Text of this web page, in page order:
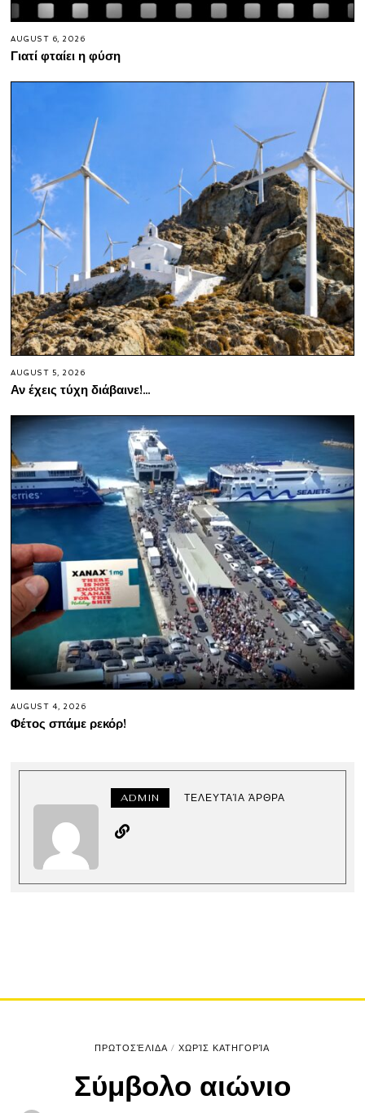
AUGUST 6, 2026
Γιατί φταίει η φύση
AUGUST 5, 2026
Αν έχεις τύχη διάβαινε!…
AUGUST 4, 2026
Φέτος σπάμε ρεκόρ!
ADMIN ΤΕΛΕΥΤΑΊΑ ΆΡΘΡΑ
ΠΡΩΤΟΣΈΛΙΔΑ / ΧΩΡΊΣ ΚΑΤΗΓΟΡΊΑ
Σύμβολο αιώνιο